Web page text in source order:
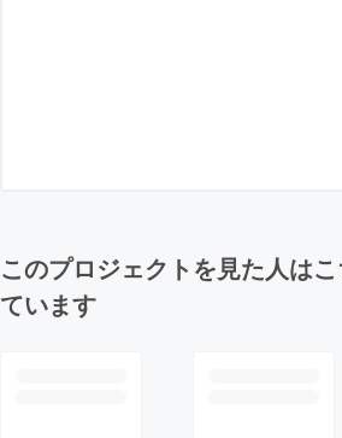
このプロジェクトを見た人は
ています